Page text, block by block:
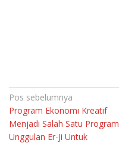
Navigasi
pos
Pos sebelumnya
Program Ekonomi Kreatif
Menjadi Salah Satu Program
Unggulan Er-Ji Untuk